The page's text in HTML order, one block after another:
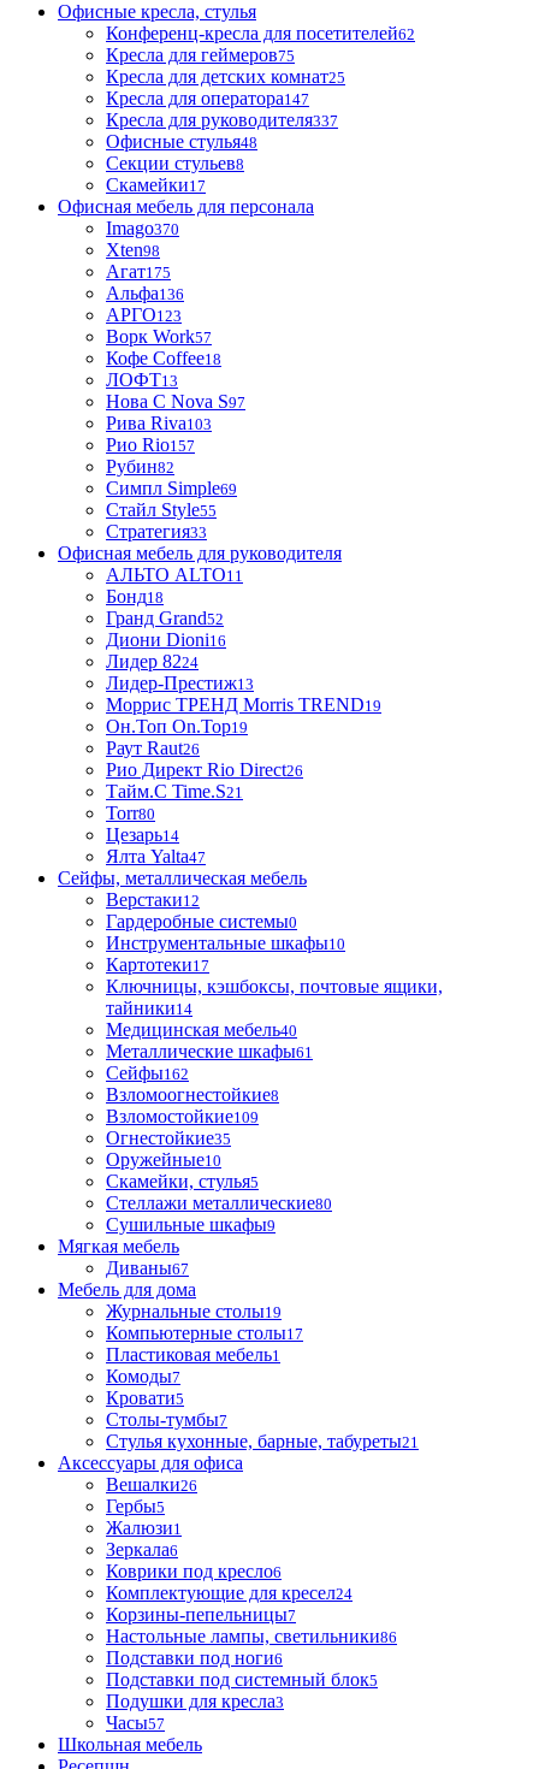
Офисные кресла, стулья
Конференц-кресла для посетителей62
Кресла для геймеров75
Кресла для детских комнат25
Кресла для оператора147
Кресла для руководителя337
Офисные стулья48
Секции стульев8
Скамейки17
Офисная мебель для персонала
Imago370
Xten98
Агат175
Альфа136
АРГО123
Ворк Work57
Кофе Coffee18
ЛОФТ13
Нова С Nova S97
Рива Riva103
Рио Rio157
Рубин82
Симпл Simple69
Стайл Style55
Стратегия33
Офисная мебель для руководителя
АЛЬТО ALTO11
Бонд18
Гранд Grand52
Диони Dioni16
Лидер 8224
Лидер-Престиж13
Моррис ТРЕНД Morris TREND19
Он.Топ On.Top19
Раут Raut26
Рио Директ Rio Direct26
Тайм.С Time.S21
Torr80
Цезарь14
Ялта Yalta47
Сейфы, металлическая мебель
Верстаки12
Гардеробные системы0
Инструментальные шкафы10
Картотеки17
Ключницы, кэшбоксы, почтовые ящики,
тайники14
Медицинская мебель40
Металлические шкафы61
Сейфы162
Взломоогнестойкие8
Взломостойкие109
Огнестойкие35
Оружейные10
Скамейки, стулья5
Стеллажи металлические80
Сушильные шкафы9
Мягкая мебель
Диваны67
Мебель для дома
Журнальные столы19
Компьютерные столы17
Пластиковая мебель1
Комоды7
Кровати5
Столы-тумбы7
Стулья кухонные, барные, табуреты21
Аксессуары для офиса
Вешалки26
Гербы5
Жалюзи1
Зеркала6
Коврики под кресло6
Комплектующие для кресел24
Корзины-пепельницы7
Настольные лампы, светильники86
Подставки под ноги6
Подставки под системный блок5
Подушки для кресла3
Часы57
Школьная мебель